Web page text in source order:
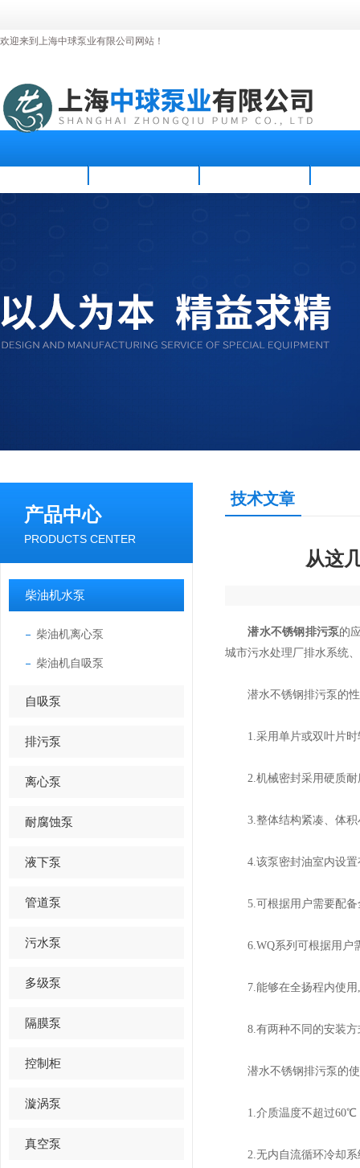
欢迎来到上海中球泵业有限公司网站！
产品中心
PRODUCTS CENTER
柴油机水泵
柴油机离心泵
柴油机自吸泵
自吸泵
排污泵
离心泵
耐腐蚀泵
液下泵
管道泵
污水泵
多级泵
隔膜泵
控制柜
漩涡泵
真空泵
技术文章
从这
潜水不锈钢排污泵的
城市污水处理厂排水系统
潜水不锈钢排污泵的性
1.采用单片或双叶片时
2.机械密封采用硬质耐
3.整体结构紧凑、体积
4.该泵密封油室内设置
5.可根据用户需要配备
6.WQ系列可根据用户需
7.能够在全扬程内使用,
8.有两种不同的安装方
潜水不锈钢排污泵的使
1.介质温度不超过60℃
2.无内自流循环冷却系